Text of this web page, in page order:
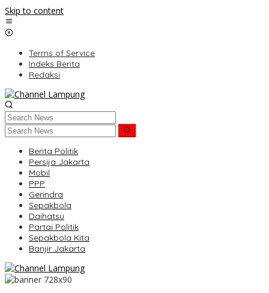
Skip to content
Terms of Service
Indeks Berita
Redaksi
Berita Politik
Persija Jakarta
Mobil
PPP
Gerindra
Sepakbola
Daihatsu
Partai Politik
Sepakbola Kita
Banjir Jakarta